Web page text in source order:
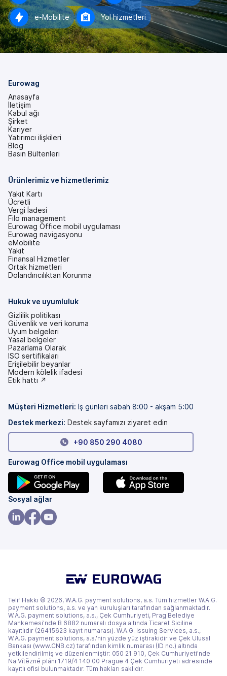
e-Mobilite Yol hizmetleri
Eurowag
Anasayfa
İletişim
Kabul ağı
Şirket
Kariyer
Yatırımcı ilişkileri
(yeni
bir
Blog
Basın Bültenleri
Ürünlerimiz ve hizmetlerimiz
Yakıt Kartı
Ücretli
Vergi İadesi
Filo management
Eurowag Office mobil uygulaması
Eurowag navigasyonu
eMobilite
Yakıt
Finansal Hizmetler
Ortak hizmetleri
Dolandırıcılıktan Korunma
Hukuk ve uyumluluk
Gizlilik politikası
Güvenlik ve veri koruma
Uyum belgeleri
Yasal belgeler
Pazarlama Olarak
ISO sertifikaları
Erişilebilir beyanlar
(yeni
bir
Modern kölelik ifadesi
(yeni
Etik hattı ↗
Müşteri Hizmetleri: İş günleri sabah 8:00 - akşam 5:00
Destek merkezi: Destek sayfamızı ziyaret edin
+90 850 290 4080
Eurowag Office mobil uygulaması
(yeni
bir
sekmede)
Sosyal ağlar
Telif Hakkı © 2026, W.A.G. payment solutions, a.s. Tüm hizmetler W.A.G.
payment solutions, a.s. ve yan kuruluşları tarafından sağlanmaktadır.
W.A.G. payment solutions, a.s., Çek Cumhuriyeti, Prag Belediye
Mahkemesi'nde B 6882 numaralı dosya altında Ticaret Siciline
kayıtlıdır (26415623 kayıt numarası). W.A.G. Issuing Services, a.s.,
W.A.G. payment solutions, a.s.'nin yüzde yüz iştirakidir ve Çek Ulusal
Bankası (www.CNB.cz) tarafından kimlik numarası (ID no.) altında
yetkilendirilmiş ve düzenlenmiştir: 050 21 910, Çek Cumhuriyeti'nde
Na Vítězné pláni 1719/4 140 00 Prague 4 Çek Cumhuriyeti adresinde
kayıtlı ofisi bulunmaktadır. Tüm hakları saklıdır.